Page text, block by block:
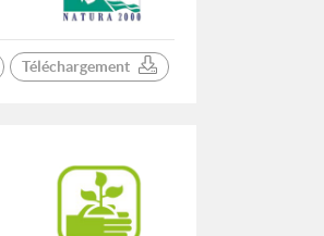
Téléchargement